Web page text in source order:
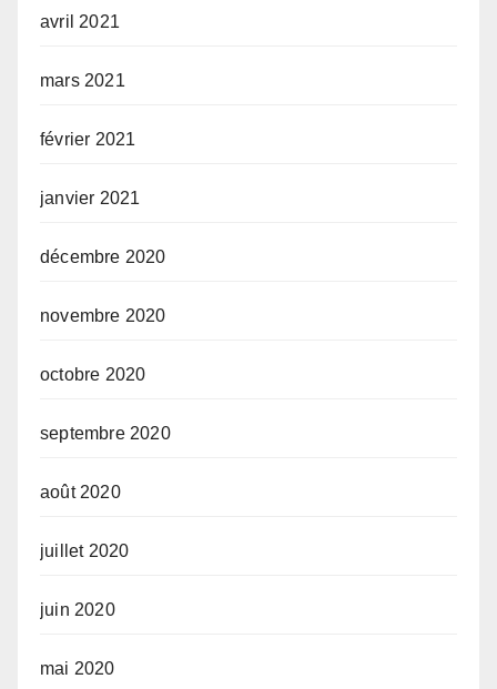
avril 2021
mars 2021
février 2021
janvier 2021
décembre 2020
novembre 2020
octobre 2020
septembre 2020
août 2020
juillet 2020
juin 2020
mai 2020